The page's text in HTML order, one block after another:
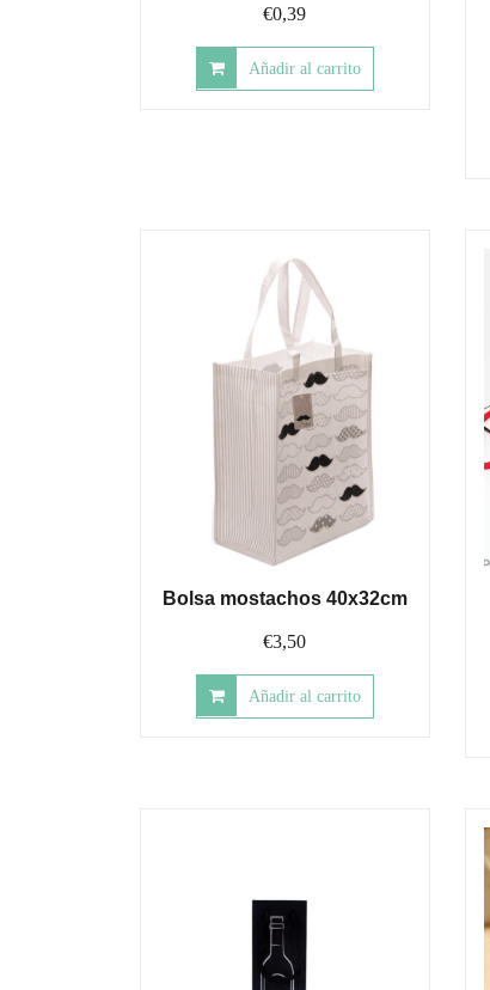
€0,39
Añadir al carrito
Bolsa mostachos 40x32cm
€3,50
Añadir al carrito